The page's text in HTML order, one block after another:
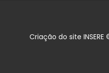
Criação do site